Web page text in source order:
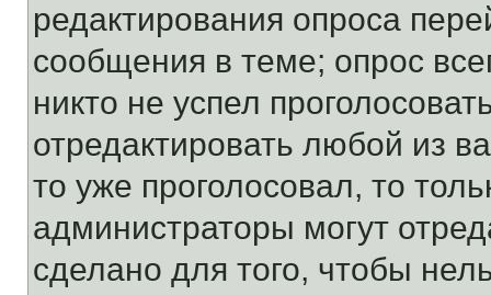
редактирования опроса
сообщения в теме; опрос
никто не успел
отредактировать любой из
то уже проголосовал, то
администраторы могут
сделано для того, чтобы